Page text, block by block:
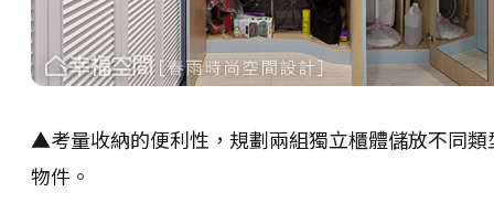
▲考量收納的便利性，規劃兩組獨立櫃體儲放不同類
物件。